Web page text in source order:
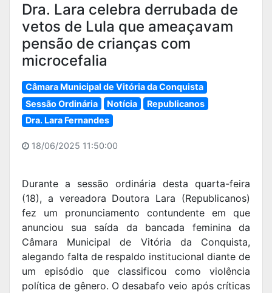
Dra. Lara celebra derrubada de
vetos de Lula que ameaçavam
pensão de crianças com
microcefalia
Câmara Municipal de Vitória da Conquista
Sessão Ordinária
Notícia
Republicanos
Dra. Lara Fernandes
18/06/2025 11:50:00
Durante a sessão ordinária desta quarta-feira
(18), a vereadora Doutora Lara (Republicanos)
fez um pronunciamento contundente em que
anunciou sua saída da bancada feminina da
Câmara Municipal de Vitória da Conquista,
alegando falta de respaldo institucional diante de
um episódio que classificou como violência
política de gênero. O desabafo veio após críticas